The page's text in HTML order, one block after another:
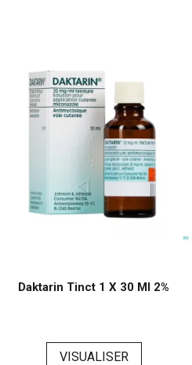
Daktarin Tinct 1 X 30 Ml 2%
VISUALISER